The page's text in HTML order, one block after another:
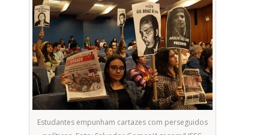
Estudantes empunham cartazes com perseguidos